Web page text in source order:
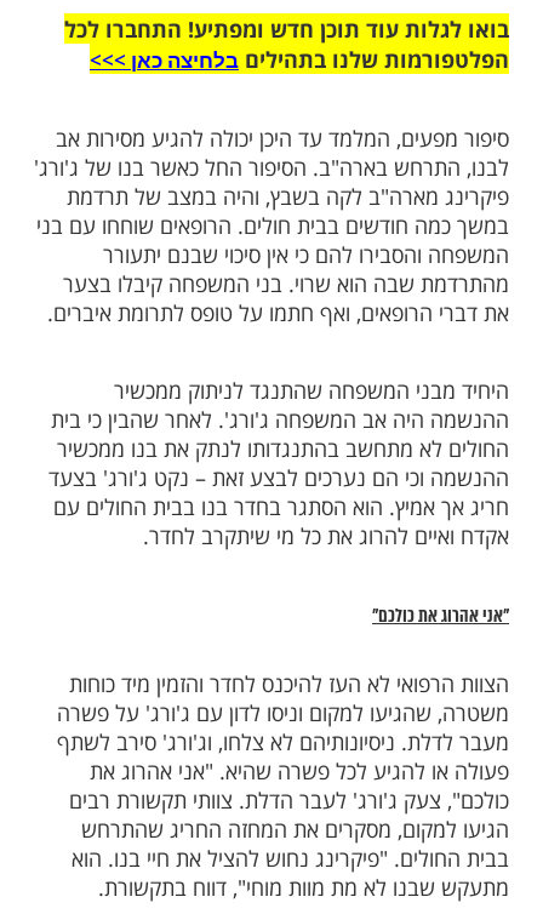
עוד תוכן חדש ומפתיע! התחברו לכל
שלנו בתהיליםבלחיצה כאן >>>​
המלמד עד היכן יכולה להגיע מסירות אב
בארה"ב. הסיפור החל כאשר בנו של ג'ורג'
מארה"ב לקה בשבץ, והיה במצב של תרדמת
חודשים בבית חולים. הרופאים שוחחו עם בני
להם כי אין סיכוי שבנם יתעורר
ואף חתמו על טופס לתרומת איברים.
המשפחה שהתנגד לניתוק ממכשיר
אב המשפחה ג'ורג'. לאחר שהבין כי בית
מתחשב בהתנגדותו לנתק את בנו ממכשיר
הם נערכים לבצע זאת – נקט ג'ורג' בצעד
הוא הסתגר בחדר בנו בבית החולים עם
להרוג את כל מי שיתקרב לחדר.